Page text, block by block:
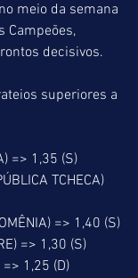
meio da semana
Campeões,
decisivos.
superiores a
=> 1,35 (S)
TCHECA)
=> 1,40 (S)
=> 1,30 (S)
=> 1,25 (D)